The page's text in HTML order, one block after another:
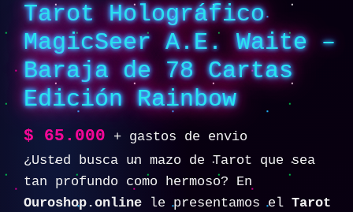
Tarot Holográfico
MagicSeer A.E. Waite –
Baraja de 78 Cartas
Edición Rainbow
$ 65.000
+ gastos de envio
¿Usted busca un mazo de Tarot que sea
tan profundo como hermoso? En
Ouroshop.online le presentamos el Tarot